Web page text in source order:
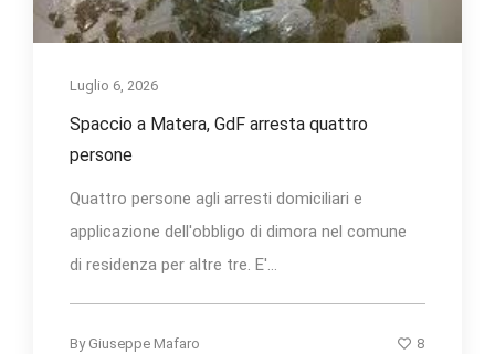
Luglio 6, 2026
Spaccio a Matera, GdF arresta quattro
persone
Quattro persone agli arresti domiciliari e
applicazione dell'obbligo di dimora nel comune
di residenza per altre tre. E'...
By Giuseppe Mafaro 8